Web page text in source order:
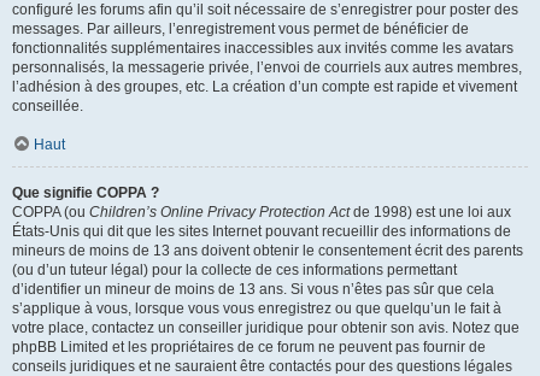
configuré les forums afin qu’il soit nécessaire de s’enregistrer pour poster des
messages. Par ailleurs, l’enregistrement vous permet de bénéficier de
fonctionnalités supplémentaires inaccessibles aux invités comme les avatars
personnalisés, la messagerie privée, l’envoi de courriels aux autres membres,
l’adhésion à des groupes, etc. La création d’un compte est rapide et vivement
conseillée.
Haut
Que signifie COPPA ?
COPPA (ou Children’s Online Privacy Protection Actde 1998) est une loi aux
États-Unis qui dit que les sites Internet pouvant recueillir des informations de
mineurs de moins de 13 ans doivent obtenir le consentement écrit des parents
(ou d’un tuteur légal) pour la collecte de ces informations permettant
d’identifier un mineur de moins de 13 ans. Si vous n’êtes pas sûr que cela
s’applique à vous, lorsque vous vous enregistrez ou que quelqu’un le fait à
votre place, contactez un conseiller juridique pour obtenir son avis. Notez que
phpBB Limited et les propriétaires de ce forum ne peuvent pas fournir de
conseils juridiques et ne sauraient être contactés pour des questions légales